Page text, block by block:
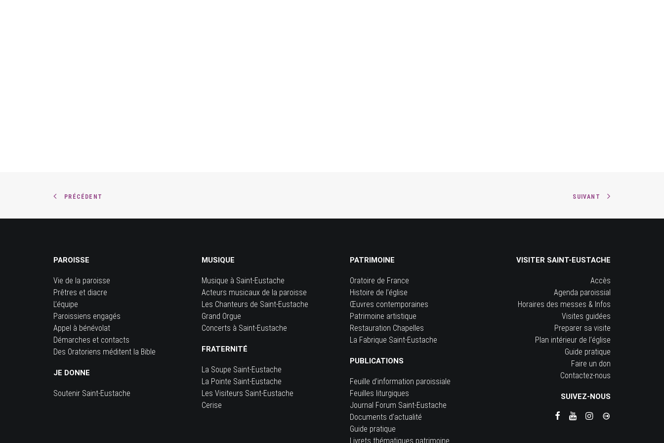
PRÉCÉDENT SUIVANT
PAROISSE
Vie de la paroisse
Prêtres et diacre
L’équipe
Paroissiens engagés
Appel à bénévolat
Démarches et contacts
Des Oratoriens méditent la Bible
JE DONNE
Soutenir Saint-Eustache
MUSIQUE
Musique à Saint-Eustache
Acteurs musicaux de la paroisse
Les Chanteurs de Saint-Eustache
Grand Orgue
Concerts à Saint-Eustache
FRATERNITÉ
La Soupe Saint-Eustache
La Pointe Saint-Eustache
Les Visiteurs Saint-Eustache
Cerise
PATRIMOINE
Oratoire de France
Histoire de l’église
Œuvres contemporaines
Patrimoine artistique
Restauration Chapelles
La Fabrique Saint-Eustache
PUBLICATIONS
Feuille d’information paroissiale
Feuilles liturgiques
Journal Forum Saint-Eustache
Documents d’actualité
Guide pratique
Livrets thématiques patrimoine
VISITER SAINT-EUSTACHE
Accès
Agenda paroissial
Horaires des messes & Infos
Visites guidées
Preparer sa visite
Plan intérieur de l’église
Guide pratique
Faire un don
Contactez-nous
SUIVEZ-NOUS